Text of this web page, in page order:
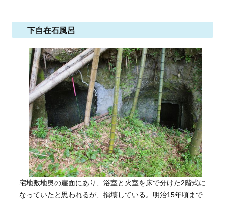
下自在石風呂
宅地敷地奥の崖面にあり、浴室と火室を床で分けた2階式に
なっていたと思われるが、損壊している。明治15年頃まで